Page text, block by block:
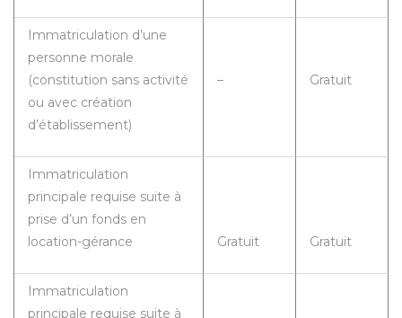
Immatriculation d’une
personne morale
(constitution sans activité
ou avec création
d’établissement)
– Gratuit
Immatriculation
principale requise suite à
prise d’un fonds en
location-gérance
Gratuit Gratuit
Immatriculation
principale requise suite à